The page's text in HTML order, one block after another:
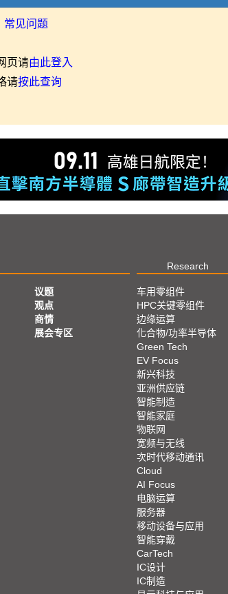
常见问题
页请由此登入
请按此查询
Research
议题
观点
商情
展会专区
车用零组件
HPC关键零组件
边缘运算
化合物/功率半导体
Green Tech
EV Focus
新兴科技
亚洲供应链
智能制造
智能家庭
物联网
宽频与无线
次时代移动通讯
Cloud
AI Focus
电脑运算
服务器
移动设备与应用
智能穿戴
CarTech
IC设计
IC制造